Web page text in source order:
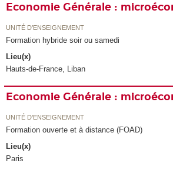
Economie Générale :
UNITÉ D’ENSEIGNEMENT
Formation hybride soir ou samedi
Lieu(x)
Hauts-de-France, Liban
Economie Générale :
UNITÉ D’ENSEIGNEMENT
Formation ouverte et à distance (FOAD)
Lieu(x)
Paris